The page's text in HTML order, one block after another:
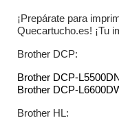
¡Prepárate para
Quecartucho.es! ¡Tu
Brother DCP:
Brother DCP-
Brother DCP-
Brother HL: